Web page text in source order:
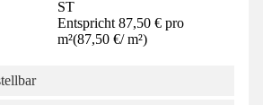
ST
Entspricht 87,50 € pro
m²(87,50 €/ m²)